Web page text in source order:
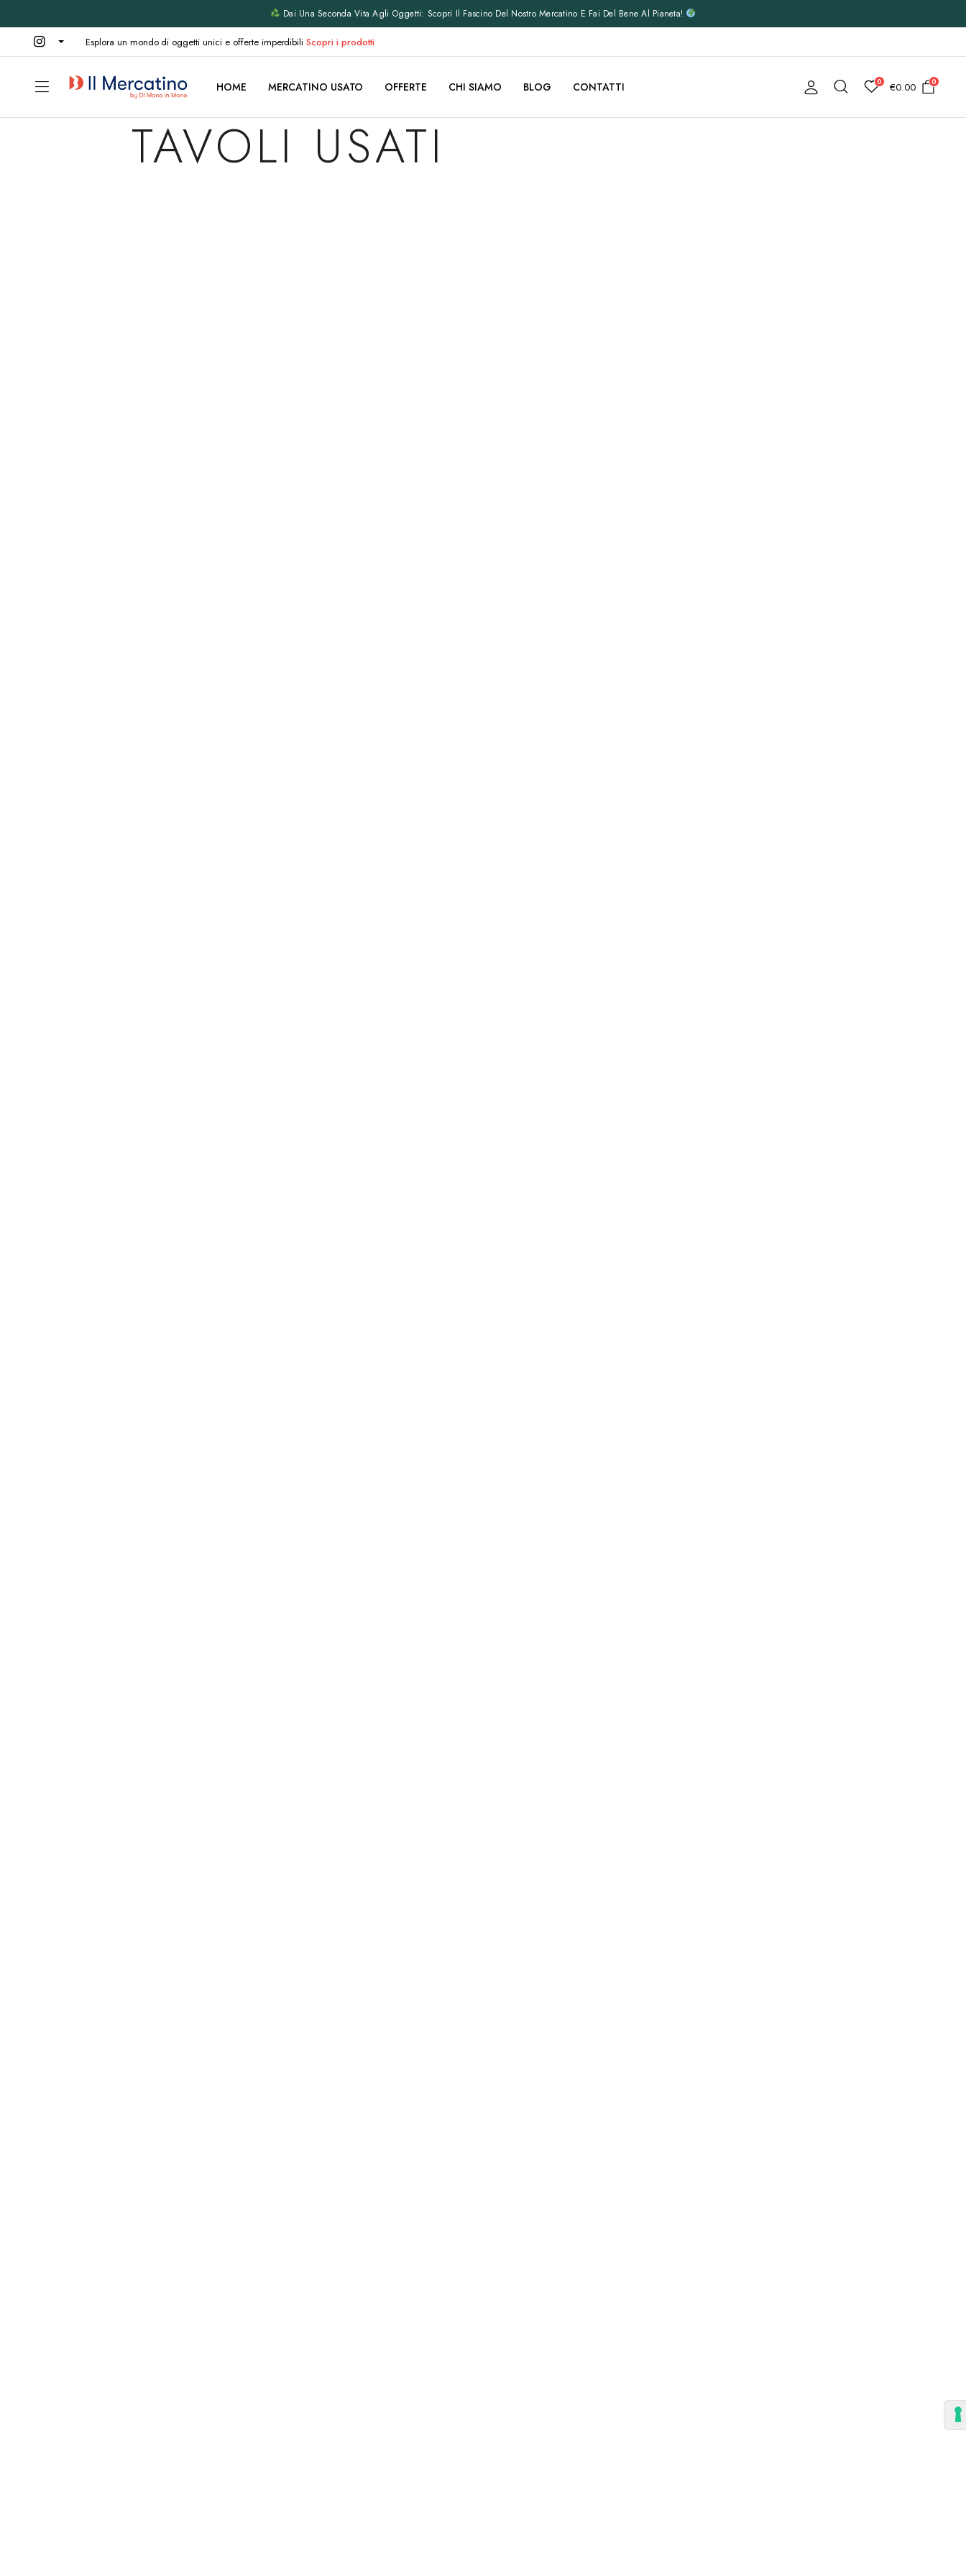
Dai Una Seconda Vita Agli Oggetti: Scopri Il Fascino Del Nostro Mercatino E Fai Del Bene Al Pianeta!
Esplora un mondo di oggetti unici e offerte imperdibiliScopri i prodotti
HOME MERCATINO USATO OFFERTE CHI SIAMO BLOG CONTATTI 0 €0.00 0
TAVOLI USATI